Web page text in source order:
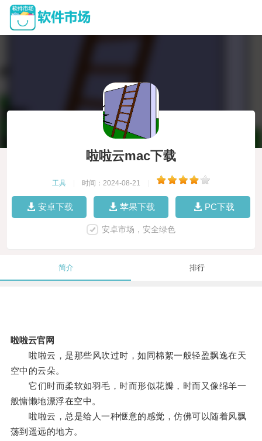
啦啦云mac下载
工具 时间：2024-08-21
安卓下载 苹果下载 PC下载
安卓市场，安全绿色
简介 排行
啦啦云官网
啦啦云，是那些风吹过时，如同棉絮一般轻盈飘逸在天
空中的云朵。
它们时而柔软如羽毛，时而形似花瓣，时而又像绵羊一
般慵懒地漂浮在空中。
啦啦云，总是给人一种惬意的感觉，仿佛可以随着风飘
荡到遥远的地方。